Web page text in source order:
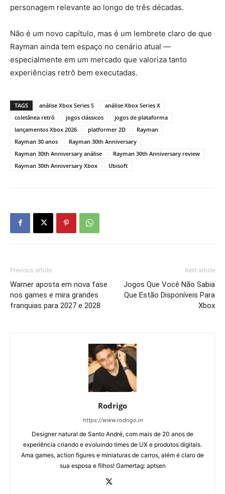
personagem relevante ao longo de três décadas.
Não é um novo capítulo, mas é um lembrete claro de que
Rayman ainda tem espaço no cenário atual —
especialmente em um mercado que valoriza tanto
experiências retrô bem executadas.
TAGS análise Xbox Series S
análise Xbox Series X
coletânea retrô
jogos clássicos
jogos de plataforma
lançamentos Xbox 2026
platformer 2D
Rayman
Rayman 30 anos
Rayman 30th Anniversary
Rayman 30th Anniversary análise
Rayman 30th Anniversary review
Rayman 30th Anniversary Xbox
Ubisoft
Previous article
Warner aposta em nova fase
nos games e mira grandes
franquias para 2027 e 2028
Next article
Jogos Que Você Não Sabia
Que Estão Disponíveis Para
Xbox
Rodrigo
https://www.rodrigo.in
Designer natural de Santo André, com mais de 20 anos de
experiência criando e evoluindo times de UX e produtos digitais.
Ama games, action figures e miniaturas de carros, além é claro de
sua esposa e filhos! Gamertag: aptsen